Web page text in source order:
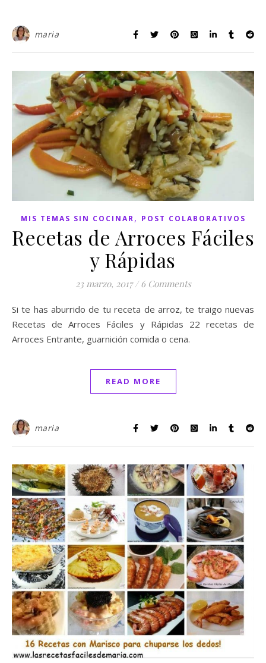
maria
MIS TEMAS SIN COCINAR, POST COLABORATIVOS
Recetas de Arroces Fáciles
y Rápidas
23 marzo, 2017 / 6 Comments
Si te has aburrido de tu receta de arroz, te traigo nuevas
Recetas de Arroces Fáciles y Rápidas 22 recetas de
Arroces Entrante, guarnición comida o cena.
READ MORE
maria